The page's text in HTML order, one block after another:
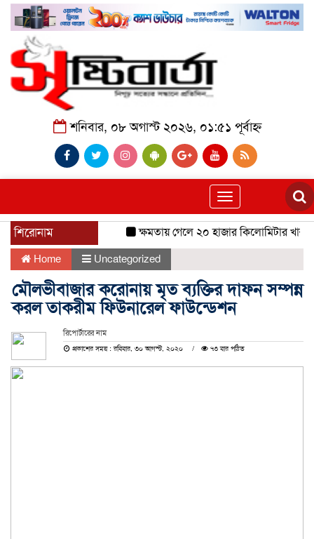
শনিবার, ০৮ অগাস্ট ২০২৬, ০১:৫১ পূর্বাহ্ন
Toggle
navigation
শিরোনাম ক্ষমতায় গেলে ২০ হাজার কিলোমিটার খাল
Home Uncategorized
মৌলভীবাজার করোনায় মৃত ব্যক্তির দাফন সম্পন্ন
করল তাকরীম ফিউনারেল ফাউন্ডেশন
রিপোর্টারের নাম
প্রকাশের সময় : রবিবার, ৩০ আগস্ট, ২০২০
৭৩ বার পঠিত